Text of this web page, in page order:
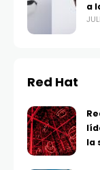
a
Red Hat
la